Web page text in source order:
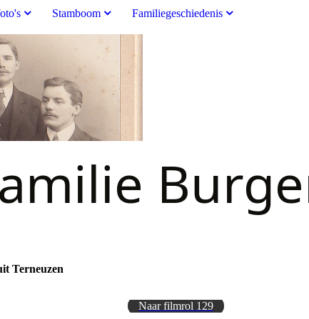
Stamboom Familiegeschiedenis
Terneuzen
Naar filmrol 129